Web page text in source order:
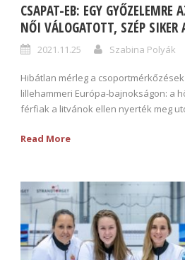
CSAPAT-EB: EGY GYŐZELEMRE
NŐI VÁLOGATOTT, SZÉP SIKER
2021.11.25 Szabina Polyák
Hibátlan mérleg a
lillehammeri Európa-bajnokságon: a
férfiak a litvánok ellen nyerték meg
Read More